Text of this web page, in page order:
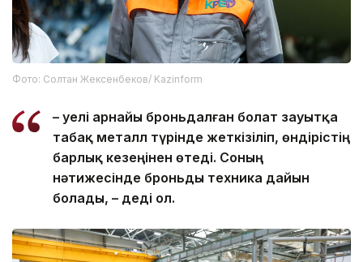
Фото: Солтан Жексенбеков/ Kazinform
– Әуелі арнайы броньдалған болат зауытқа
табақ металл түрінде жеткізіліп, өндірістің
барлық кезеңінен өтеді. Соның
нәтижесінде броньды техника дайын
болады, – деді ол.